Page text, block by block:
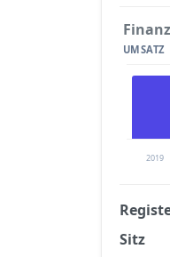
UMSATZ
2019
Sitz